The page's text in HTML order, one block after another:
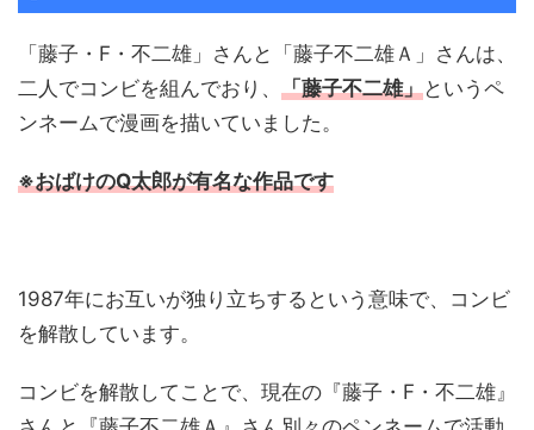
「藤子・F・不二雄」さんと「藤子不二雄Ａ」さんは、
二人でコンビを組んでおり、 「藤子不二雄」というペ
ンネームで漫画を描いていました。
※おばけのQ太郎が有名な作品です
1987年にお互いが独り立ちするという意味で、コンビ
を解散しています。
コンビを解散してことで、現在の『藤子・F・不二雄』